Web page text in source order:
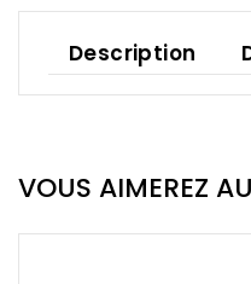
Description
VOUS AIMEREZ